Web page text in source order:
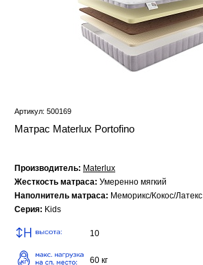
Артикул: 500169
Матрас Materlux Portofino
Производитель: Materlux
Жесткость матраса: Умеренно мягкий
Наполнитель матраса: Меморикс/Кокос/Латекс
Серия: Kids
10
60 кг